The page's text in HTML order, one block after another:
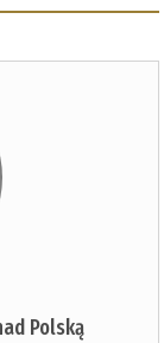
Polską